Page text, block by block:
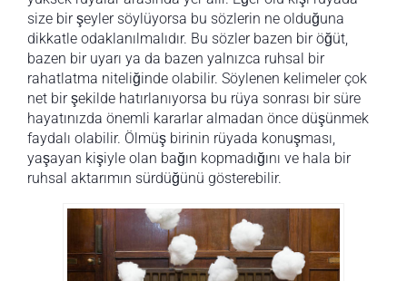
size bir şeyler söylüyorsa bu sözlerin ne olduğuna
dikkatle odaklanılmalıdır. Bu sözler bazen bir öğüt,
bazen bir uyarı ya da bazen yalnızca ruhsal bir
rahatlatma niteliğinde olabilir. Söylenen kelimeler çok
net bir şekilde hatırlanıyorsa bu rüya sonrası bir süre
hayatınızda önemli kararlar almadan önce düşünmek
faydalı olabilir. Ölmüş birinin rüyada konuşması,
yaşayan kişiyle olan bağın kopmadığını ve hala bir
ruhsal aktarımın sürdüğünü gösterebilir.